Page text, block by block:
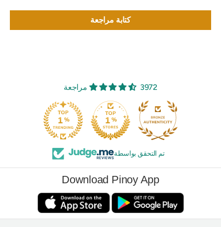
كتابة مراجعة
3972 مراجعة
تم التحقق بواسطة
Download Pinoy App